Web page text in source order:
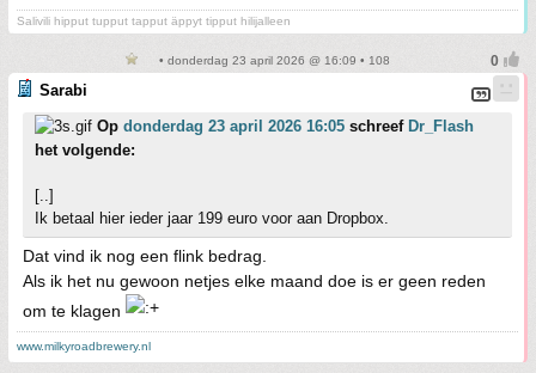
Salivili hipput tupput tapput äppyt tipput hilijalleen
• donderdag 23 april 2026 @ 16:09 • 108
Sarabi
Op donderdag 23 april 2026 16:05 schreef Dr_Flash
het volgende:
[..]
Ik betaal hier ieder jaar 199 euro voor aan Dropbox.
Dat vind ik nog een flink bedrag.
Als ik het nu gewoon netjes elke maand doe is er geen reden
om te klagen
www.milkyroadbrewery.nl